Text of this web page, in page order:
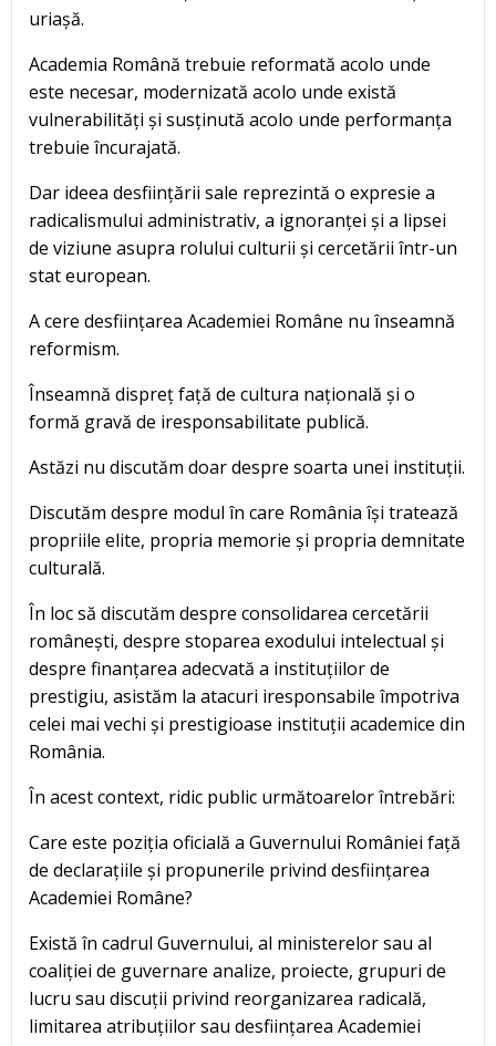
uriașă.
Academia Română trebuie reformată acolo unde
este necesar, modernizată acolo unde există
vulnerabilități și susținută acolo unde performanța
trebuie încurajată.
Dar ideea desființării sale reprezintă o expresie a
radicalismului administrativ, a ignoranței și a lipsei
de viziune asupra rolului culturii și cercetării într-un
stat european.
A cere desființarea Academiei Române nu înseamnă
reformism.
Înseamnă dispreț față de cultura națională și o
formă gravă de iresponsabilitate publică.
Astăzi nu discutăm doar despre soarta unei instituții.
Discutăm despre modul în care România își tratează
propriile elite, propria memorie și propria demnitate
culturală.
În loc să discutăm despre consolidarea cercetării
românești, despre stoparea exodului intelectual și
despre finanțarea adecvată a instituțiilor de
prestigiu, asistăm la atacuri iresponsabile împotriva
celei mai vechi și prestigioase instituții academice din
România.
În acest context, ridic public următoarelor întrebări:
Care este poziția oficială a Guvernului României față
de declarațiile și propunerile privind desființarea
Academiei Române?
Există în cadrul Guvernului, al ministerelor sau al
coaliției de guvernare analize, proiecte, grupuri de
lucru sau discuții privind reorganizarea radicală,
limitarea atribuțiilor sau desființarea Academiei